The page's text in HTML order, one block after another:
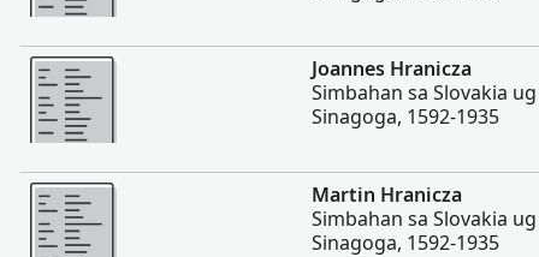
Dugang pa
Joannes Hranicza
Simbahan sa Slovakia
Sinagoga, 1592-1935
Dugang pa
Martin Hranicza
Simbahan sa Slovakia
Sinagoga, 1592-1935